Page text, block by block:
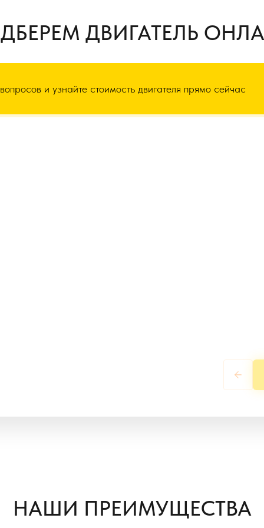
ДВИГАТЕЛЬ
и узнайте стоимость двигателя прямо сейчас
НАШИ ПРЕИМУЩЕСТВА